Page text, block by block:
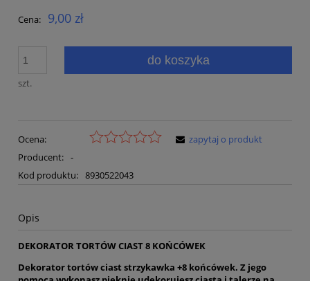
Cena: 9,00 zł
szt.
do koszyka
Ocena:
Producent: -
Kod produktu: 8930522043
zapytaj o produkt
Opis
DEKORATOR TORTÓW CIAST 8 KOŃCÓWEK
Dekorator tortów ciast strzykawka +8 końcówek. Z jego